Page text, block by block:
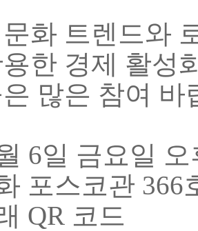
화 트렌드와
한 경제 활성
많은 참여 바
6일 금요일
포스코관 366
QR 코드